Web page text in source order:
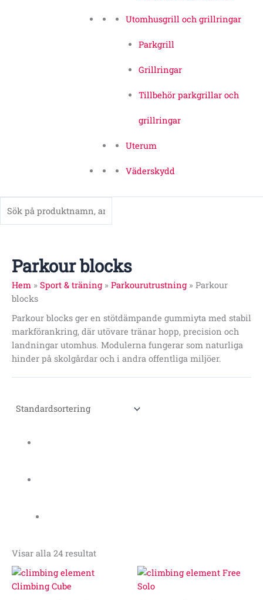
Utomhusgrill och grillringar
Parkgrill
Grillringar
Tillbehör parkgrillar och
grillringar
Uterum
Väderskydd
Parkour blocks
Hem » Sport & träning » Parkourutrustning » Parkour
blocks
Parkour blocks ger en stötdämpande gummiyta med stabil
markförankring, där utövare tränar hopp, precision och
landningar utomhus. Modulerna fungerar som naturliga
hinder på skolgårdar och i andra offentliga miljöer.
Visar alla 24 resultat
Prisintervall:
Prisintervall:
42